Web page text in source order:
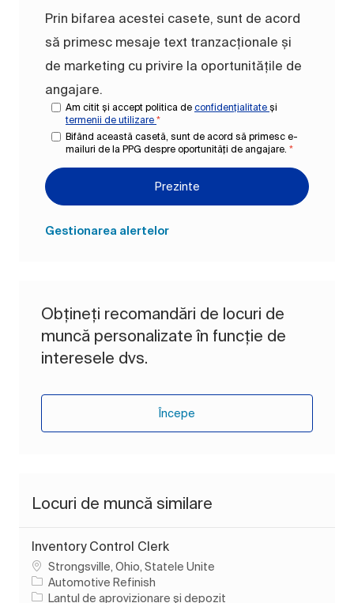
Prin bifarea acestei casete, sunt de acord
să primesc mesaje text tranzacționale și
de marketing cu privire la oportunitățile de
angajare.
Am citit și accept politica de confidențialitate și
termenii de utilizare *
Bifând această casetă, sunt de acord să primesc e-
mailuri de la PPG despre oportunități de angajare. *
Prezinte
Gestionarea alertelor
Obțineți recomandări de locuri de
muncă personalizate în funcție de
interesele dvs.
Începe
Locuri de muncă similare
Inventory Control Clerk
LocStrongsville, Ohio, Statele Unite
Automotive Refinish
Categorie
Lanțul de aprovizionare și depozit